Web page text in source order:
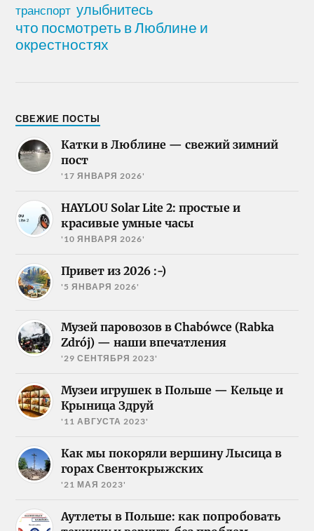
транспорт улыбнитесь
что посмотреть в Люблине и
окрестностях
СВЕЖИЕ ПОСТЫ
Катки в Люблине — свежий зимний
пост
'17 ЯНВАРЯ 2026'
HAYLOU Solar Lite 2: простые и
красивые умные часы
'10 ЯНВАРЯ 2026'
Привет из 2026 :-)
'5 ЯНВАРЯ 2026'
Музей паровозов в Chabówce (Rabka
Zdrój) — наши впечатления
'29 СЕНТЯБРЯ 2023'
Музеи игрушек в Польше — Кельце и
Крыница Здруй
'11 АВГУСТА 2023'
Как мы покоряли вершину Лысица в
горах Свентокрыжских
'21 МАЯ 2023'
Аутлеты в Польше: как попробовать